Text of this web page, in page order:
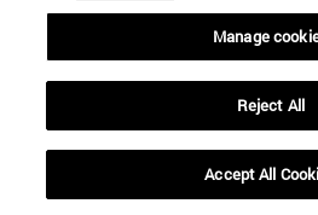
Manage
Reject All
Accept All